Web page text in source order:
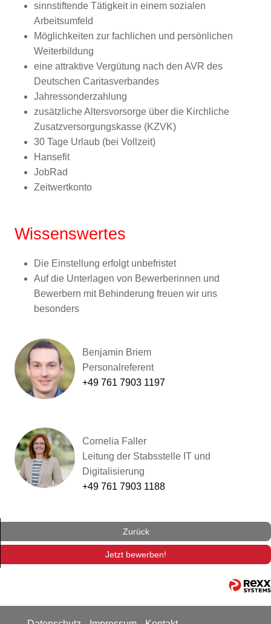
sinnstiftende Tätigkeit in einem sozialen
Arbeitsumfeld
Möglichkeiten zur fachlichen und persönlichen
Weiterbildung
eine attraktive Vergütung nach den AVR des
Deutschen Caritasverbandes
Jahressonderzahlung
zusätzliche Altersvorsorge über die Kirchliche
Zusatzversorgungskasse (KZVK)
30 Tage Urlaub (bei Vollzeit)
Hansefit
JobRad
Zeitwertkonto
Wissenswertes
Die Einstellung erfolgt unbefristet
Auf die Unterlagen von Bewerberinnen und
Bewerbern mit Behinderung freuen wir uns
besonders
Benjamin Briem
Personalreferent
+49 761 7903 1197
Cornelia Faller
Leitung der Stabsstelle IT und
Digitalisierung
+49 761 7903 1188
Zurück
Jetzt bewerben!